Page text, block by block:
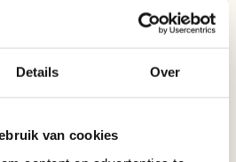
Details Over
van cookies
zijn mogelijk: